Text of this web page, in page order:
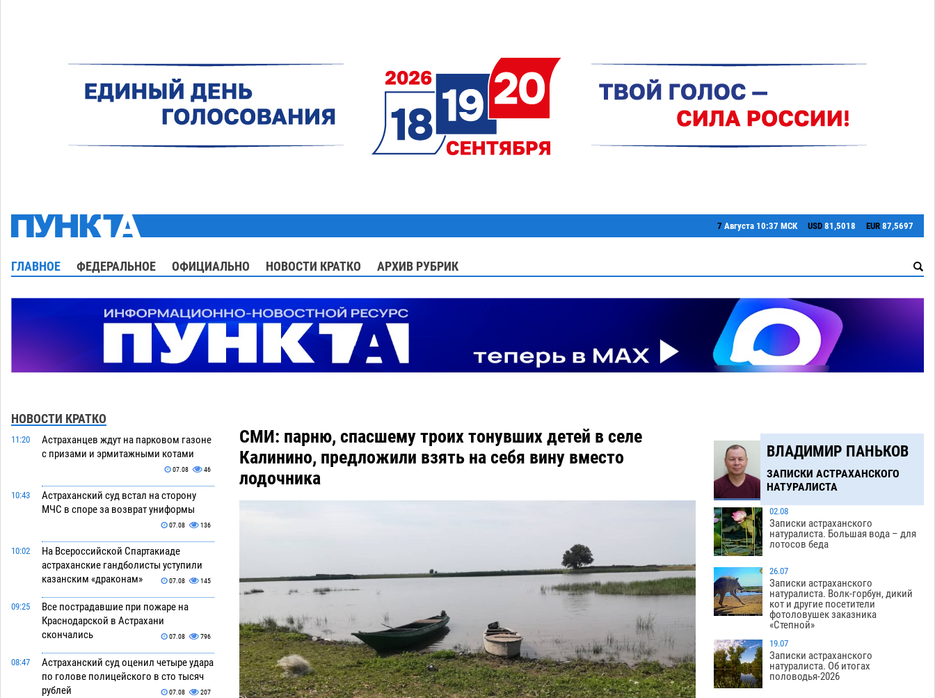
7 Августа 10:37 МСК USD 81,5018 EUR 87,5697
ГЛАВНОЕ ФЕДЕРАЛЬНОЕ ОФИЦИАЛЬНО НОВОСТИ КРАТКО АРХИВ РУБРИК
НОВОСТИ КРАТКО
11:20
Астраханцев ждут на парковом газоне
с призами и эрмитажными котами
07.08 46
10:43
Астраханский суд встал на сторону
МЧС в споре за возврат униформы
07.08 136
10:02
На Всероссийской Спартакиаде
астраханские гандболисты уступили
казанским «драконам»
07.08 145
09:25
Все пострадавшие при пожаре на
Краснодарской в Астрахани
скончались
07.08 796
08:47
Астраханский суд оценил четыре удара
по голове полицейского в сто тысяч
рублей
07.08 207
СМИ: парню, спасшему троих тонувших детей в селе
Калинино, предложили взять на себя вину вместо
лодочника
ВЛАДИМИР ПАНЬКОВ
ЗАПИСКИ АСТРАХАНСКОГО
НАТУРАЛИСТА
02.08
Записки астраханского
натуралиста. Большая вода – для
лотосов беда
26.07
Записки астраханского
натуралиста. Волк-горбун, дикий
кот и другие посетители
фотоловушек заказника
«Степной»
19.07
Записки астраханского
натуралиста. Об итогах
половодья-2026